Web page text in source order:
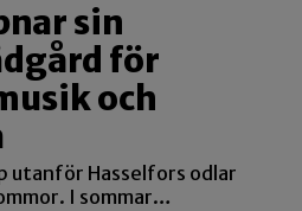
sin
för
och
utanför Hasselfors odlar
I sommar…